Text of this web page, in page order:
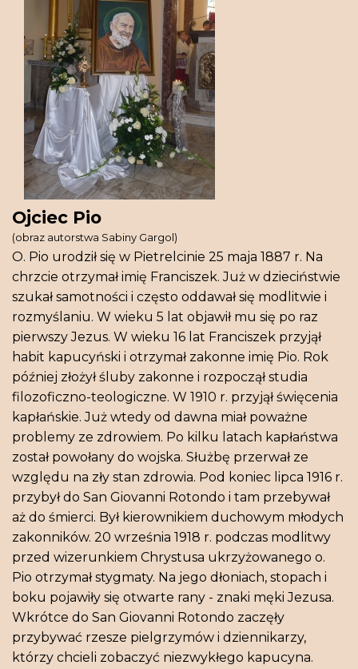
Ojciec Pio
(obraz autorstwa Sabiny Gargol)
O. Pio urodził się w Pietrelcinie 25 maja 1887 r. Na
chrzcie otrzymał imię Franciszek. Już w dzieciństwie
szukał samotności i często oddawał się modlitwie i
rozmyślaniu. W wieku 5 lat objawił mu się po raz
pierwszy Jezus. W wieku 16 lat Franciszek przyjął
habit kapucyński i otrzymał zakonne imię Pio. Rok
później złożył śluby zakonne i rozpoczął studia
filozoficzno-teologiczne. W 1910 r. przyjął święcenia
kapłańskie. Już wtedy od dawna miał poważne
problemy ze zdrowiem. Po kilku latach kapłaństwa
został powołany do wojska. Służbę przerwał ze
względu na zły stan zdrowia. Pod koniec lipca 1916 r.
przybył do San Giovanni Rotondo i tam przebywał
aż do śmierci. Był kierownikiem duchowym młodych
zakonników. 20 września 1918 r. podczas modlitwy
przed wizerunkiem Chrystusa ukrzyżowanego o.
Pio otrzymał stygmaty. Na jego dłoniach, stopach i
boku pojawiły się otwarte rany - znaki męki Jezusa.
Wkrótce do San Giovanni Rotondo zaczęły
przybywać rzesze pielgrzymów i dziennikarzy,
którzy chcieli zobaczyć niezwykłego kapucyna.